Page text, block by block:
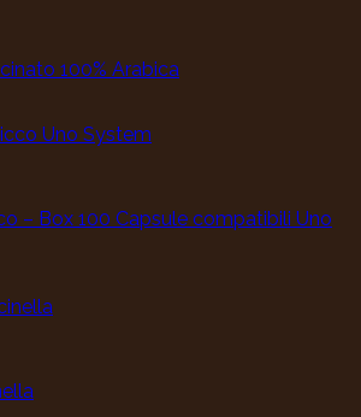
100% Arabica
– Box 100 Capsule compatibili Uno